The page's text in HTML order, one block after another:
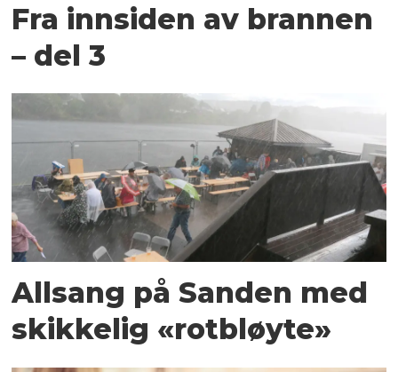
Fra innsiden av brannen
– del 3
Allsang på Sanden med
skikkelig «rotbløyte»